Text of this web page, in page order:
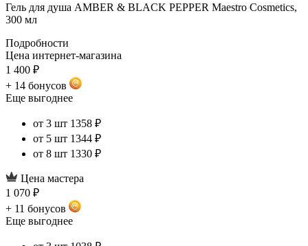
Гель для душа AMBER & BLACK PEPPER Maestro Cosmetics,
300 мл
Подробности
Цена интернет-магазина
1 400 ₽
+ 14 бонусов
Еще выгоднее
от 3 шт 1358 ₽
от 5 шт 1344 ₽
от 8 шт 1330 ₽
Цена мастера
1 070 ₽
+ 11 бонусов
Еще выгоднее